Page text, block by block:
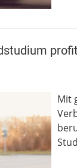
Mit